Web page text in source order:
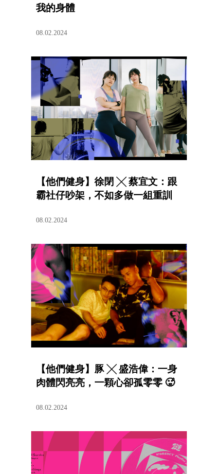
我的身體
08.02.2024
【他們健身】徐閉 ╳ 蔡宜文：跟
霸社仔吵架，不如多做一組重訓
08.02.2024
【他們健身】豚 ╳ 盛浩偉：一身
肉體閃亮亮，一顆心卻孤零零 🥵
08.02.2024